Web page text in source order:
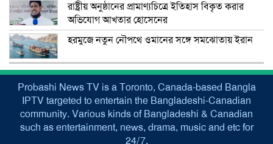
রাষ্ট্রীয় অনুষ্ঠানের প্রামাণ্যচিত্রে ইতিহাস বিকৃত করার
অভিযোগ আখতার হোসেনের
হরমুজে নতুন নৌপথে ওমানের সঙ্গে সমঝোতায় ইরান
Probashi News TV is a Toronto, Canada-based Bangla
IPTV targeted to entertain the Bangladeshi-Canadian
community. Various kinds of Bangladeshi & Canadian
such as entertainment, news, drama, music and etc for
24/7.